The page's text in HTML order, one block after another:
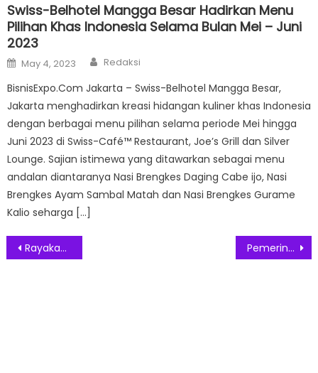
Swiss-Belhotel Mangga Besar Hadirkan Menu
Pilihan Khas Indonesia Selama Bulan Mei – Juni
2023
Posted
on
May 4, 2023 Author
Redaksi
BisnisExpo.Com Jakarta – Swiss-Belhotel Mangga Besar,
Jakarta menghadirkan kreasi hidangan kuliner khas Indonesia
dengan berbagai menu pilihan selama periode Mei hingga
Juni 2023 di Swiss-Café™ Restaurant, Joe’s Grill dan Silver
Lounge. Sajian istimewa yang ditawarkan sebagai menu
andalan diantaranya Nasi Brengkes Daging Cabe ijo, Nasi
Brengkes Ayam Sambal Matah dan Nasi Brengkes Gurame
Kalio seharga […]
Post
Rayakan Bulan Penuh Berkah, di Tahun Ke-6 UC Bertabur Hadiah Ramadan Untung Pemerintah Hentikan Layanan Visa Bagi Warga Negara India Sejak Kamis Lalu